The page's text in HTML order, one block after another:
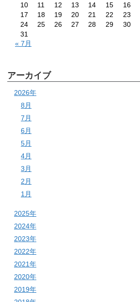
10
11 12 13 14 15
16
17
18 19 20 21 22
23
24
25 26 27 28 29
30
31
« 7月
アーカイブ
2026年
8月
7月
6月
5月
4月
3月
2月
1月
2025年
2024年
2023年
2022年
2021年
2020年
2019年